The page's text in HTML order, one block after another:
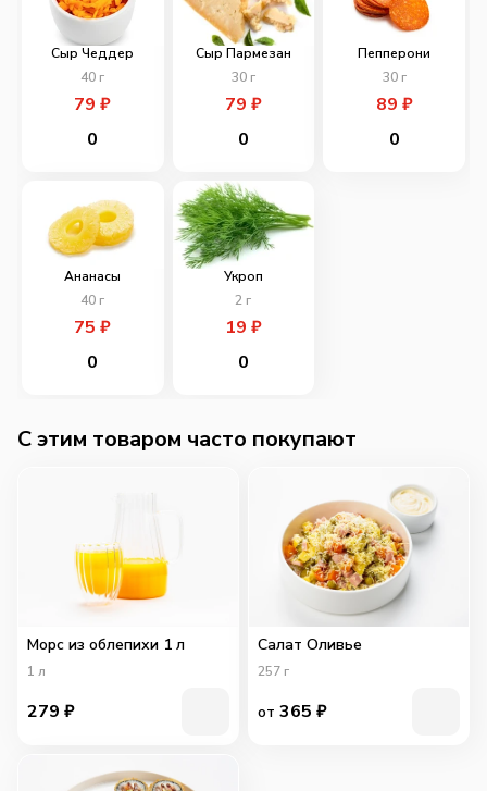
Сыр Чеддер
40 г
79₽
0
Сыр Пармезан
30г
79 ₽
0
Пепперони
30г
89 ₽
0
Ананасы
40 г
75₽
0
Укроп
2 г
19 ₽
0
C этим товаром часто покупают
Морс из облепихи 1 л
1 л
279 ₽
Салат Оливье
257 г
от 365 ₽